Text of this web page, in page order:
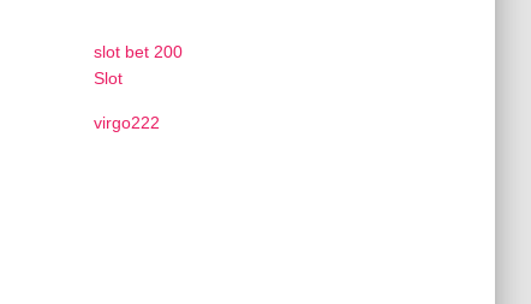
slot bet 200
Slot
virgo222